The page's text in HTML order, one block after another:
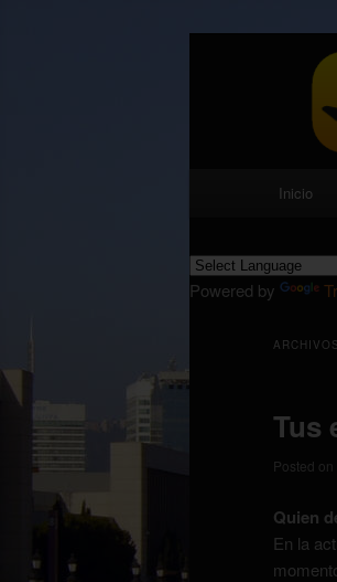
Ir al
Ir al
Inicio
Powered by
Tus
Posted on
Quien
En la